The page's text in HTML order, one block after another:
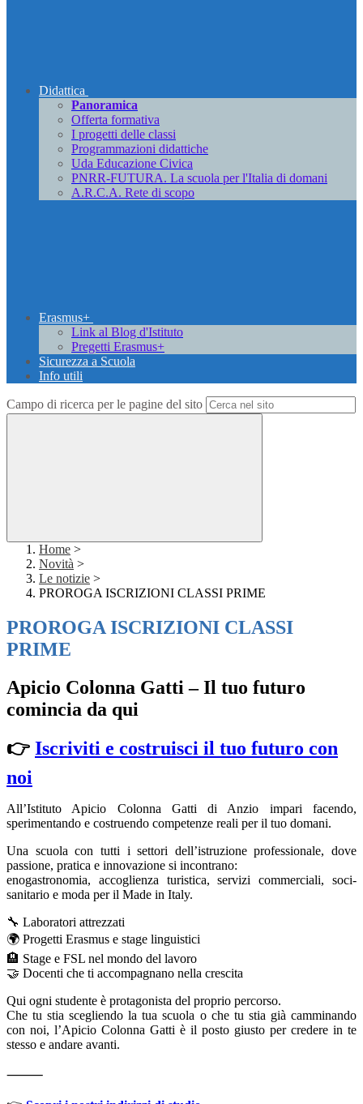
Didattica
Panoramica
Offerta formativa
I progetti delle classi
Programmazioni didattiche
Uda Educazione Civica
PNRR-FUTURA. La scuola per l'Italia di domani
A.R.C.A. Rete di scopo
Erasmus+
Link al Blog d'Istituto
Pregetti Erasmus+
Sicurezza a Scuola
Info utili
Campo di ricerca per le pagine del sito
Home >
Novità >
Le notizie >
PROROGA ISCRIZIONI CLASSI PRIME
PROROGA ISCRIZIONI CLASSI
PRIME
Apicio Colonna Gatti – Il tuo futuro
comincia da qui
👉 Iscriviti e costruisci il tuo futuro con
noi
All’Istituto Apicio Colonna Gatti di Anzio impari facendo,
sperimentando e costruendo competenze reali per il tuo domani.
Una scuola con tutti i settori dell’istruzione professionale, dove
passione, pratica e innovazione si incontrano:
enogastronomia, accoglienza turistica, servizi commerciali, soci-
sanitario e moda per il Made in Italy.
🔧 Laboratori attrezzati
🌍 Progetti Erasmus e stage linguistici
🏨 Stage e FSL nel mondo del lavoro
🤝 Docenti che ti accompagnano nella crescita
Qui ogni studente è protagonista del proprio percorso.
Che tu stia scegliendo la tua scuola o che tu stia già camminando
con noi, l’Apicio Colonna Gatti è il posto giusto per credere in te
stesso e andare avanti.
⸻